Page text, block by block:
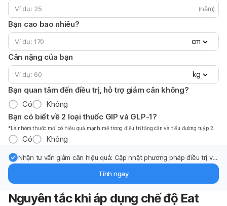
(năm)
Bạn cao bao nhiêu?
cm
Cân nặng của bạn
kg
Bạn quan tâm đến điều trị, hỗ trợ giảm cân không?
Có
Không
Bạn có biết về 2 loại thuốc GIP và GLP-1?
*Là nhóm thuốc mới có hiệu quả mạnh mẽ trong điều trị tăng cần và tiểu đường tuýp 2.
Có Không
Nhận tư vấn giảm cân hiệu quả: Cập nhật phương pháp điều trị và
Tính ngay
Nguyên tắc khi áp dụng chế độ Eat